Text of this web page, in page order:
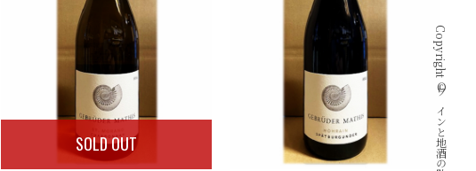
SOLD OUT